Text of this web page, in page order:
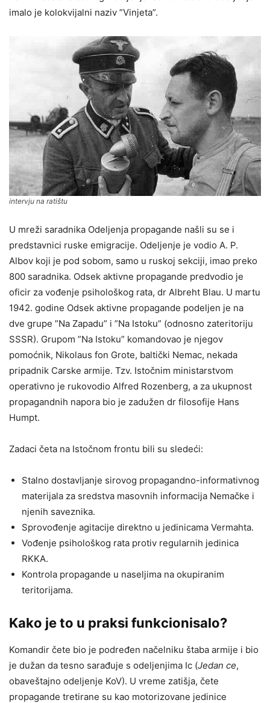
imalo je kolokvijalni naziv ”Vinjeta”.
intervju na ratištu
U mreži saradnika Odeljenja propagande našli su se i
predstavnici ruske emigracije. Odeljenje je vodio A. P.
Albov koji je pod sobom, samo u ruskoj sekciji, imao preko
800 saradnika. Odsek aktivne propagande predvodio je
oficir za vođenje psihološkog rata, dr Albreht Blau. U martu
1942. godine Odsek aktivne propagande podeljen je na
dve grupe ”Na Zapadu” i ”Na Istoku” (odnosno zateritoriju
SSSR). Grupom ”Na Istoku” komandovao je njegov
pomoćnik, Nikolaus fon Grote, baltički Nemac, nekada
pripadnik Carske armije. Tzv. Istočnim ministarstvom
operativno je rukovodio Alfred Rozenberg, a za ukupnost
propagandnih napora bio je zadužen dr filosofije Hans
Humpt.
Zadaci četa na Istočnom frontu bili su sledeći:
Stalno dostavljanje sirovog propagandno-informativnog
materijala za sredstva masovnih informacija Nemačke i
njenih saveznika.
Sprovođenje agitacije direktno u jedinicama Vermahta.
Vođenje psihološkog rata protiv regularnih jedinica
RKKA.
Kontrola propagande u naseljima na okupiranim
teritorijama.
Kako je to u praksi funkcionisalo?
Komandir čete bio je podređen načelniku štaba armije i bio
je dužan da tesno sarađuje s odeljenjima Ic (Jedan ce,
obaveštajno odeljenje KoV). U vreme zatišja, čete
propagande tretirane su kao motorizovane jedinice